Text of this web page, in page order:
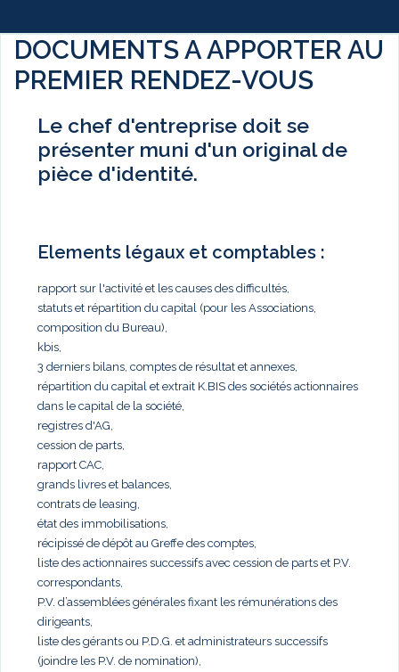
DOCUMENTS A APPORTER AU
PREMIER RENDEZ-VOUS
Le chef d'entreprise doit se
présenter muni d'un original de
pièce d'identité.
Elements légaux et comptables :
rapport sur l'activité et les causes des difficultés,
statuts et répartition du capital (pour les Associations,
composition du Bureau),
kbis,
3 derniers bilans, comptes de résultat et annexes,
répartition du capital et extrait K.BIS des sociétés actionnaires
dans le capital de la société,
registres d'AG,
cession de parts,
rapport CAC,
grands livres et balances,
contrats de leasing,
état des immobilisations,
récipissé de dépôt au Greffe des comptes,
liste des actionnaires successifs avec cession de parts et P.V.
correspondants,
P.V. d’assemblées générales fixant les rémunérations des
dirigeants,
liste des gérants ou P.D.G. et administrateurs successifs
(joindre les P.V. de nomination),